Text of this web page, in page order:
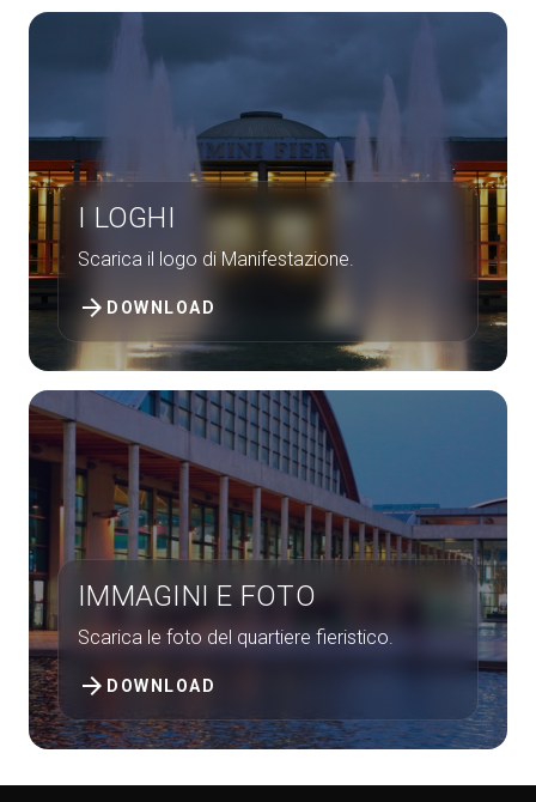
ESPONI A KEY27
person
A cura di:
I LOGHI
Scarica il logo di Manifestazione.
DOWNLOAD
arrow_forward
IMMAGINI E FOTO
Scarica le foto del quartiere fieristico.
DOWNLOAD
arrow_forward